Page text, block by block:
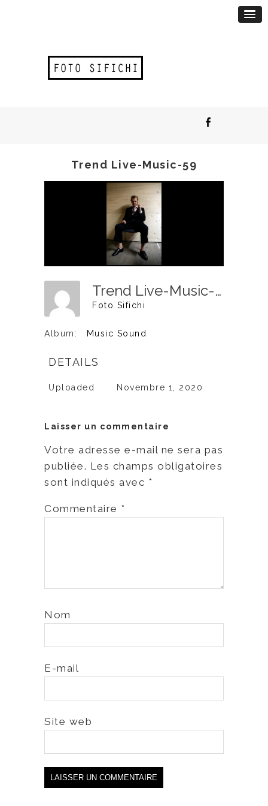
Trend Live-Music-59
Trend Live-Music-59
Foto Sifichi
Album: Music Sound
DETAILS
Uploaded Novembre 1, 2020
Laisser un commentaire
Votre adresse e-mail ne sera pas
publiée. Les champs obligatoires
sont indiqués avec *
Commentaire *
Nom
E-mail
Site web